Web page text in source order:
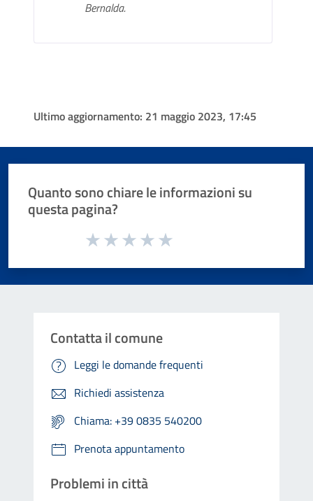
Bernalda.
Ultimo aggiornamento: 21 maggio 2023, 17:45
Quanto sono chiare le informazioni su
questa pagina?
Valuta da 1 a 5 stelle la pagina
Contatta il comune
Leggi le domande frequenti
Richiedi assistenza
Chiama: +39 0835 540200
Prenota appuntamento
Problemi in città